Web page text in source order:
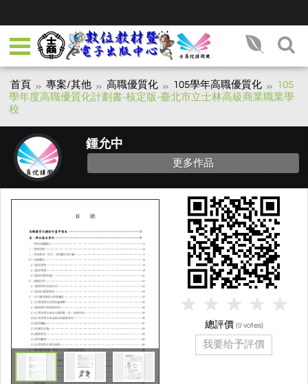
首頁 專案/其他 高職優質化 105學年高職優質化
105
學年度高職優質化計劃書-核定版-臺北市立士林高級商業職業學
校
鍾允中
更多作品
總評價 (0 votes)
我要给予評價